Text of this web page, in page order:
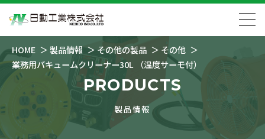
HOME 製品情報 その他の製品
その他
業務用バキュームクリーナー30L （温度サーモ付）
PRODUCTS
製品情報